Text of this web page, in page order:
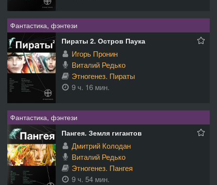
Фантастика, фэнтези
Пираты 2. Остров Паука
Игорь Пронин
Виталий Редько
Этногенез. Пираты
9 ч. 16 мин.
Фантастика, фэнтези
Пангея. Земля гигантов
Дмитрий Колодан
Виталий Редько
Этногенез. Пангея
9 ч. 54 мин.